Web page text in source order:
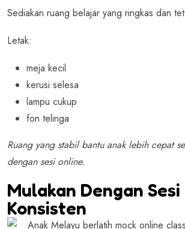
Sediakan ruang belajar yang ringkas dan
Letak:
meja kecil
kerusi selesa
lampu cukup
fon telinga
Ruang yang stabil bantu anak lebih cepat
dengan sesi online.
Mulakan Dengan
Konsisten